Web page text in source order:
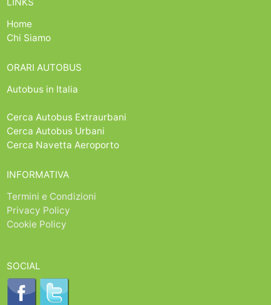
Home
Chi Siamo
ORARI AUTOBUS
Autobus in Italia
Cerca Autobus Extraurbani
Cerca Autobus Urbani
Cerca Navetta Aeroporto
INFORMATIVA
Termini e Condizioni
Privacy Policy
Cookie Policy
SOCIAL